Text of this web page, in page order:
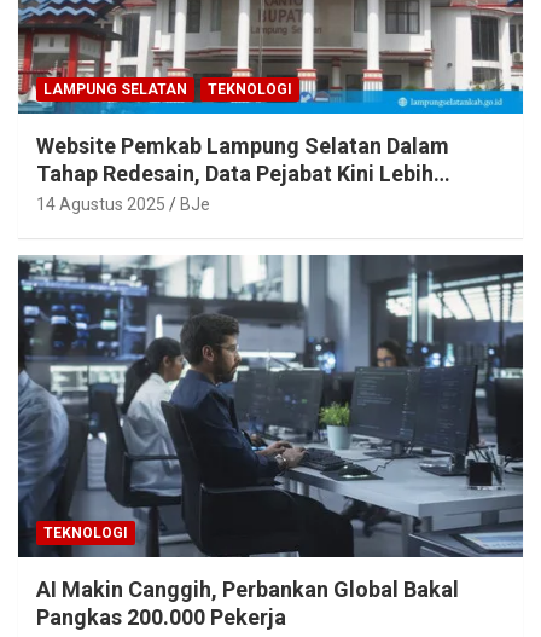
LAMPUNG SELATAN TEKNOLOGI
Website Pemkab Lampung Selatan Dalam
Tahap Redesain, Data Pejabat Kini Lebih
Mudah Diakses
14 Agustus 2025 BJe
TEKNOLOGI
AI Makin Canggih, Perbankan Global Bakal
Pangkas 200.000 Pekerja